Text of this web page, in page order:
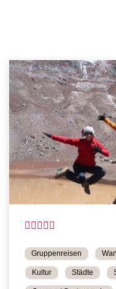
Gruppenreisen
Kultur Städte